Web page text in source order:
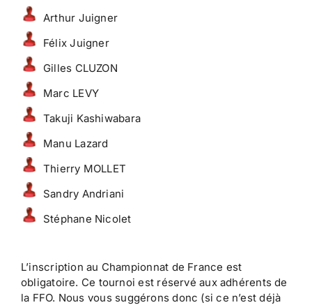
Arthur Juigner
Félix Juigner
Gilles CLUZON
Marc LEVY
Takuji Kashiwabara
Manu Lazard
Thierry MOLLET
Sandry Andriani
Stéphane Nicolet
L’inscription au Championnat de France est
obligatoire. Ce tournoi est réservé aux adhérents de
la FFO. Nous vous suggérons donc (si ce n’est déjà